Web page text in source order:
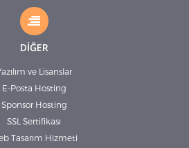
DİĞER
ve Lisanslar
E-Posta Hosting
Sponsor Hosting
SSL Sertifikası
Tasarım Hizmeti